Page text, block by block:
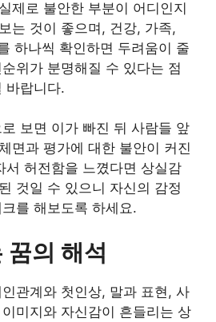
제로 불안한 부분이 어디인지
는 것이 좋으며, 건강, 가족,
하나씩 확인하면 두려움이 줄
위가 분명해질 수 있다는 점
바랍니다.
보면 이가 빠진 뒤 사람들 앞
면과 평가에 대한 불안이 커진
서 허전함을 느꼈다면 상실감
것일 수 있으니 자신의 감정
를 해보도록 하세요.
꿈의 해석
관계와 첫인상, 말과 표현, 사
미지와 자신감이 흔들리는 상